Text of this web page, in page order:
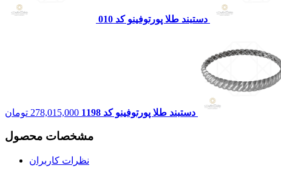
دستبند طلا پورتوفينو کد 010
دستبند طلا پورتوفینو کد 1198 278,015,000 تومان
مشخصات محصول
نظرات کاربران